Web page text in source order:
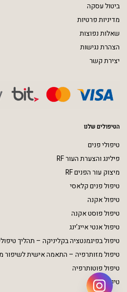
ביטול עסקה
מדיניות פרטיות
שאלות נפוצות
הצהרת נגישות
יצירת קשר
הטיפולים שלנו
טיפולי פנים
פילינג והצערת העור RF
מיצוק עור הפנים RF
טיפול פנים קלאסי
טיפול אקנה
טיפול פוסט אקנה
טיפול אנטי אייג’ינג
טיפול בפיגמנטציה בקליניקה – תהליך
טיפול מזותרפיה – התאמה אישית לשיפור
טיפול פוטותרפיה
טיפולי גוף